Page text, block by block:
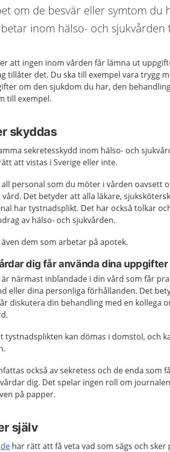
om de besvär eller symtom du
inom hälso- och sjukvården
att ingen inom vården får lämna ut
tillåter det. Du ska till exempel vara trygg
om den sjukdom du har, den
till exempel.
skyddas
sekretesskydd inom hälso- och
att vistas i Sverige eller inte.
personal som du möter i vården oavsett
Det betyder att alla läkare,
har tystnadsplikt. Det har också tolkar
av hälso- och sjukvården.
dem som arbetar på apotek.
dig får använda dina uppgifter
närmast inblandade i din vård som får
eller dina personliga förhållanden. Det
diskutera din behandling med en kollega
tystnadsplikten kan dömas i domstol, och
också av sekretess och de enda som
dig. Det spelar ingen roll om
på papper.
själv
har rätt att få veta vad som sägs och sker